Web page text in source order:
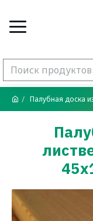
Палубная доска